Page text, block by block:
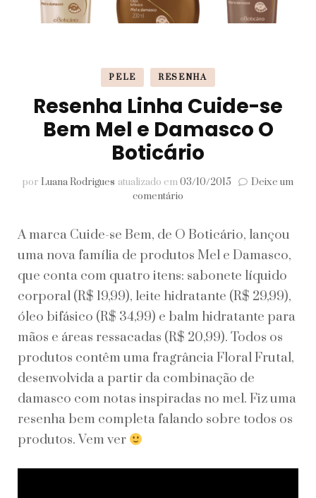
PELE RESENHA
Resenha Linha Cuide-se
Bem Mel e Damasco O
Boticário
por Luana Rodrigues atualizado em03/10/2015
Deixe um
comentário
Cuide-
se
Mel
e
Damasco
O
Boticário
A marca Cuide-se Bem, de O Boticário, lançou
uma nova família de produtos Mel e Damasco,
que conta com quatro itens: sabonete líquido
corporal (R$ 19,99), leite hidratante (R$ 29,99),
óleo bifásico (R$ 34,99) e balm hidratante para
mãos e áreas ressacadas (R$ 20,99). Todos os
produtos contêm uma fragrância Floral Frutal,
desenvolvida a partir da combinação de
damasco com notas inspiradas no mel. Fiz uma
resenha bem completa falando sobre todos os
produtos. Vem ver